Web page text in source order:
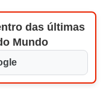
das últimas
Mundo